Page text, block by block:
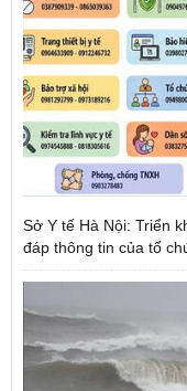
Sở Y tế Hà Nội: Triển
đáp thông tin của tổ